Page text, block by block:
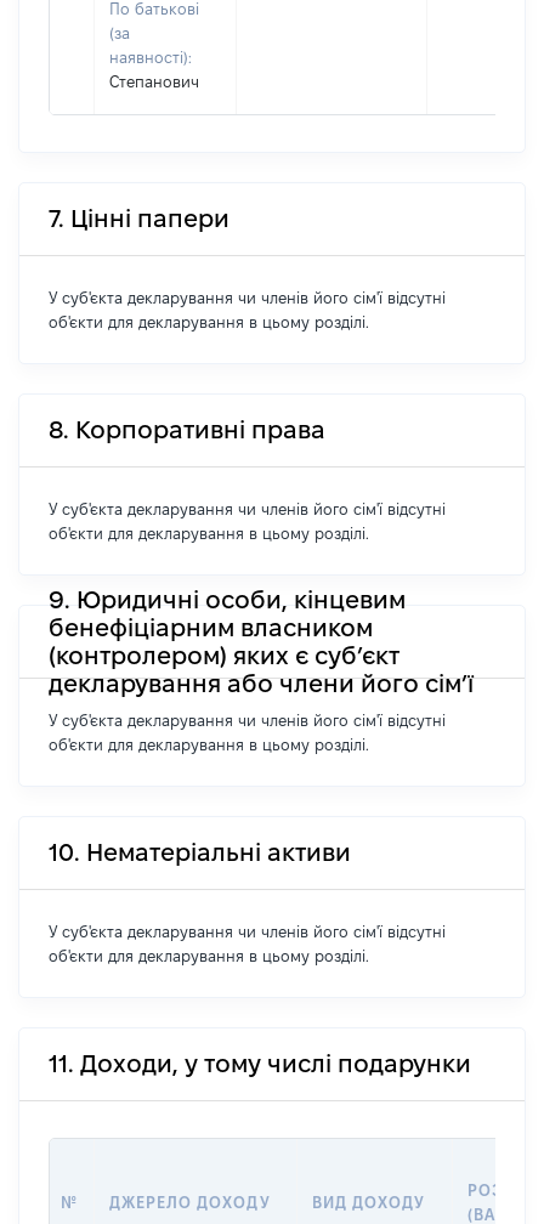
По батькові
(за
наявності):
Степанович
7. Цінні папери
У суб'єкта декларування чи членів його сім'ї відсутні
об'єкти для декларування в цьому розділі.
8. Корпоративні права
У суб'єкта декларування чи членів його сім'ї відсутні
об'єкти для декларування в цьому розділі.
9. Юридичні особи, кінцевим
бенефіціарним власником
(контролером) яких є суб’єкт
декларування або члени його сім’ї
У суб'єкта декларування чи членів його сім'ї відсутні
об'єкти для декларування в цьому розділі.
10. Нематеріальні активи
У суб'єкта декларування чи членів його сім'ї відсутні
об'єкти для декларування в цьому розділі.
11. Доходи, у тому числі подарунки
№ ДЖЕРЕЛО ДОХОДУ ВИД ДОХОДУ
РОЗМІР